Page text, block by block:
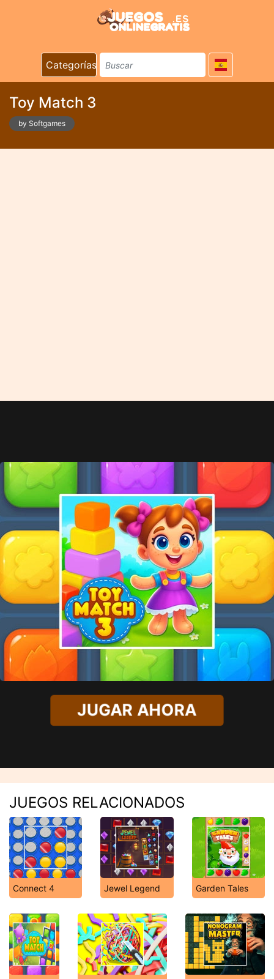
Categorías
Toy Match 3
by Softgames
JUGAR AHORA
JUEGOS RELACIONADOS
Connect 4 Jewel Legend Garden Tales